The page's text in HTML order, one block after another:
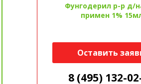
Фунгодерил р-р д/
примен 1%
Оставить
8 (495) 132-